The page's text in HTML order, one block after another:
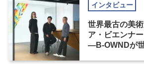
インタビュー
世界最古の美
ア・ビエンナ
―B-OWNDが